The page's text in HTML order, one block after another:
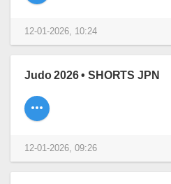
12-01-2026, 10:24
Judo 2026 • SHORTS JPN
12-01-2026, 09:26